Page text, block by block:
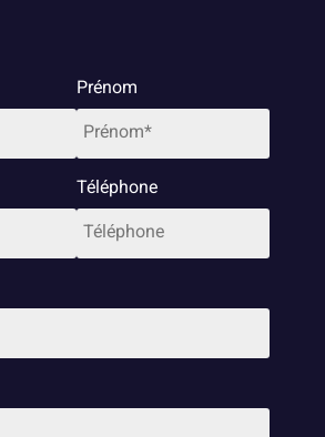
Prénom
Téléphone